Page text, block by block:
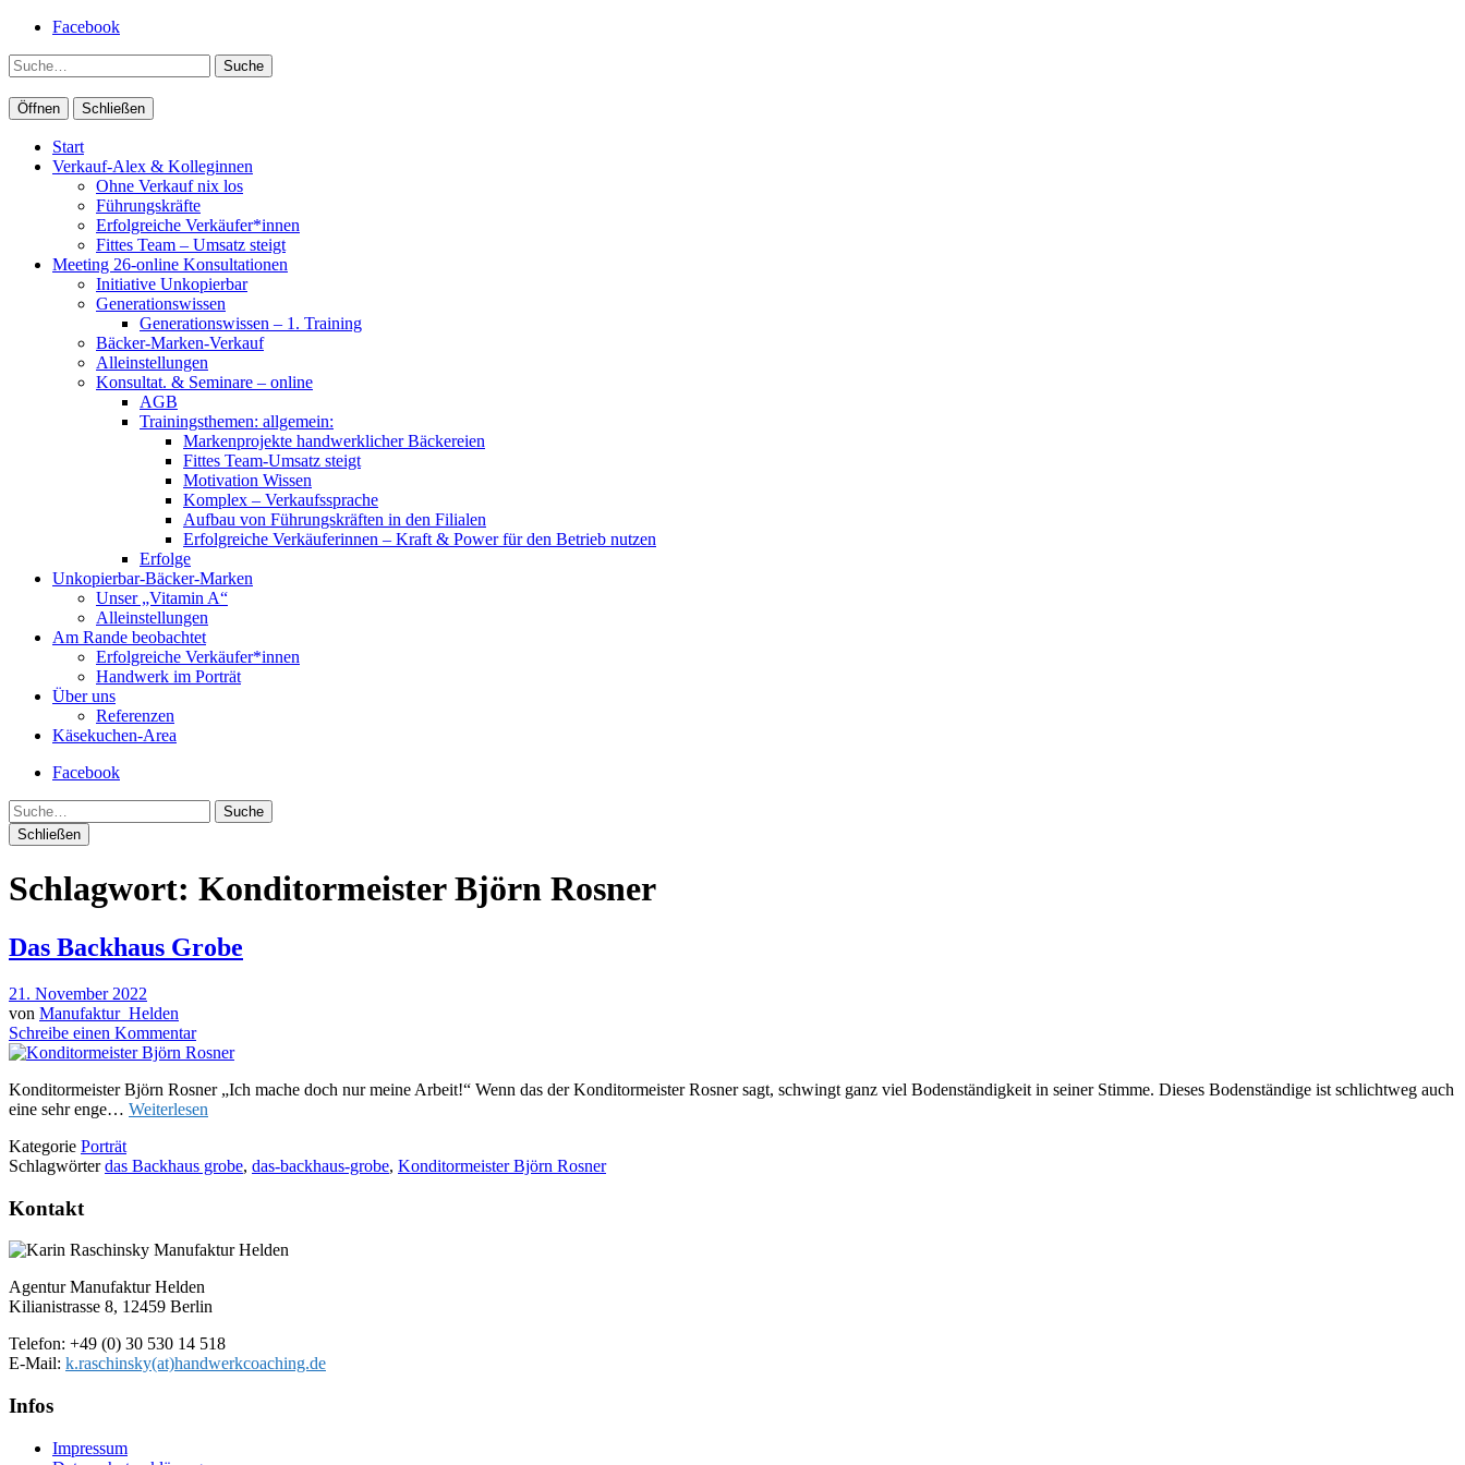
Facebook
Suche
Öffnen Schließen
Start
Verkauf-Alex & Kolleginnen
Ohne Verkauf nix los
Führungskräfte
Erfolgreiche Verkäufer*innen
Fittes Team – Umsatz steigt
Meeting 26-online Konsultationen
Initiative Unkopierbar
Generationswissen
Generationswissen – 1. Training
Bäcker-Marken-Verkauf
Alleinstellungen
Konsultat. & Seminare – online
AGB
Trainingsthemen: allgemein:
Markenprojekte handwerklicher Bäckereien
Fittes Team-Umsatz steigt
Motivation Wissen
Komplex – Verkaufssprache
Aufbau von Führungskräften in den Filialen
Erfolgreiche Verkäuferinnen – Kraft & Power für den Betrieb nutzen
Erfolge
Unkopierbar-Bäcker-Marken
Unser „Vitamin A“
Alleinstellungen
Am Rande beobachtet
Erfolgreiche Verkäufer*innen
Handwerk im Porträt
Über uns
Referenzen
Käsekuchen-Area
Facebook
Suche
Schließen
Schlagwort: Konditormeister Björn Rosner
Das Backhaus Grobe
21. November 2022
von Manufaktur_Helden
Schreibe einen Kommentar
Konditormeister Björn Rosner „Ich mache doch nur meine Arbeit!“ Wenn das der Konditormeister Rosner sagt, schwingt ganz viel Bodenständigkeit in seiner Stimme. Dieses Bodenständige ist schlichtweg auch
eine sehr enge… Weiterlesen
Kategorie Porträt
Schlagwörterdas Backhaus grobe, das-backhaus-grobe, Konditormeister Björn Rosner
Kontakt
Agentur Manufaktur Helden
Kilianistrasse 8, 12459 Berlin
Telefon: +49 (0) 30 530 14 518
E-Mail: k.raschinsky(at)handwerkcoaching.de
Infos
Impressum